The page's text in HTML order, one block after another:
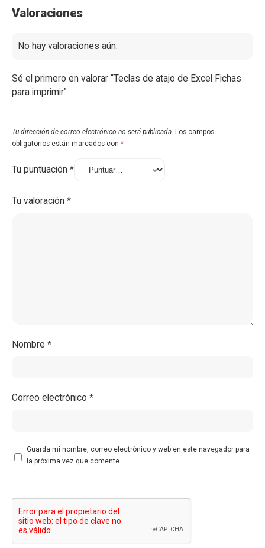
Valoraciones
No hay valoraciones aún.
Sé el primero en valorar “Teclas de atajo de Excel Fichas
para imprimir”
Tu dirección de correo electrónico no será publicada. Los campos
obligatorios están marcados con *
Tu puntuación *
Tu valoración *
Nombre *
Correo electrónico *
Guarda mi nombre, correo electrónico y web en este navegador para
la próxima vez que comente.